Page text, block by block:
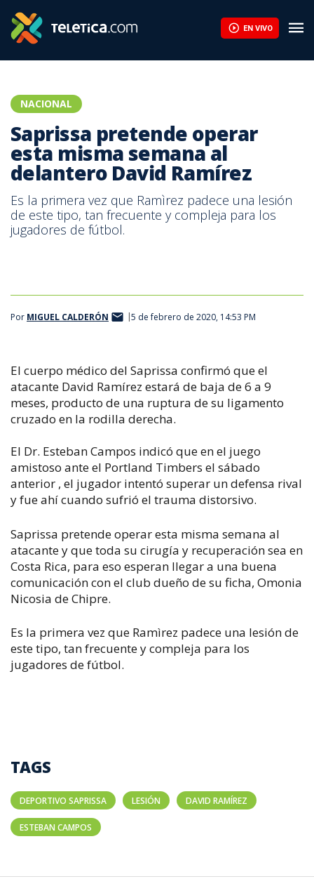
EN VIVO
NACIONAL
Saprissa pretende operar
esta misma semana al
delantero David Ramírez
Es la primera vez que Ramìrez padece una lesión
de este tipo, tan frecuente y compleja para los
jugadores de fútbol.
Por MIGUEL CALDERÓN 5 de febrero de 2020, 14:53 PM
El cuerpo médico del Saprissa confirmó que el
atacante David Ramírez estará de baja de 6 a 9
meses, producto de una ruptura de su ligamento
cruzado en la rodilla derecha.
El Dr. Esteban Campos indicó que en el juego
amistoso ante el Portland Timbers el sábado
anterior , el jugador intentó superar un defensa rival
y fue ahí cuando sufrió el trauma distorsivo.
Saprissa pretende operar esta misma semana al
atacante y que toda su cirugía y recuperación sea en
Costa Rica, para eso esperan llegar a una buena
comunicación con el club dueño de su ficha, Omonia
Nicosia de Chipre.
Es la primera vez que Ramìrez padece una lesión de
este tipo, tan frecuente y compleja para los
jugadores de fútbol.
TAGS
DEPORTIVO SAPRISSA LESIÓN DAVID RAMÍREZ
ESTEBAN CAMPOS